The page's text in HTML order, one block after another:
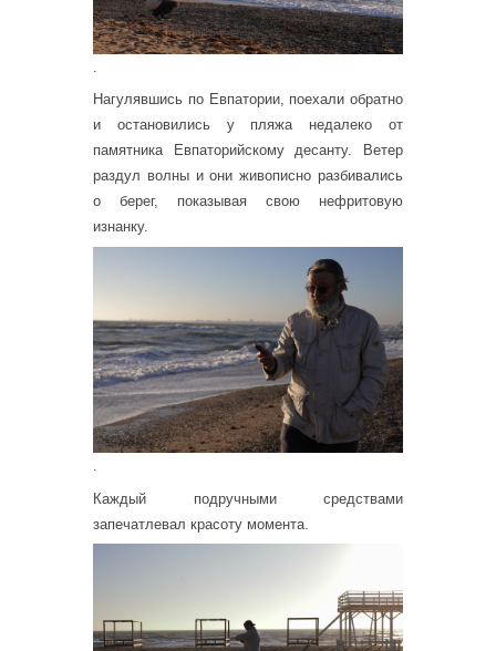
Нагулявшись по Евпатории, поехали обратно
и остановились у пляжа недалеко от
памятника Евпаторийскому десанту. Ветер
раздул волны и они живописно разбивались
о берег, показывая свою нефритовую
изнанку.
.
Каждый подручными средствами
запечатлевал красоту момента.